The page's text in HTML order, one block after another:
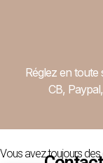
Réglez en toute
CB,
Vous avez toujours des